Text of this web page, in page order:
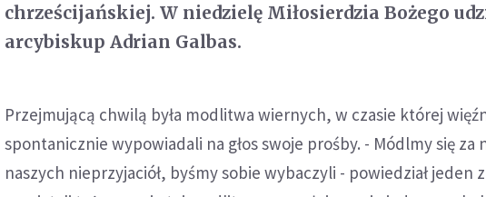
chrześcijańskiej. W niedzielę Miłosierdzia Bożego
arcybiskup Adrian Galbas.
Przejmującą chwilą była modlitwa wiernych, w czasie której
spontanicznie wypowiadali na głos swoje prośby. - Módlmy się za
naszych nieprzyjaciół, byśmy sobie wybaczyli - powiedział jeden